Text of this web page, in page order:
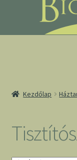
navigációhoz
tartalomba
Kezdőlap